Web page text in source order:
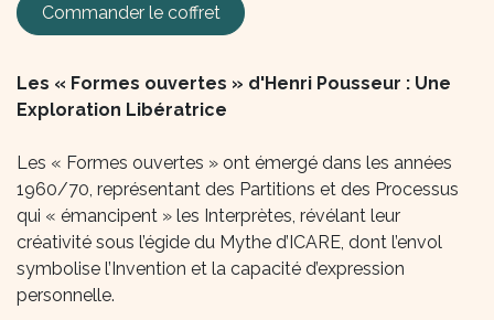
Commander le coffret
Les « Formes ouvertes » d'Henri Pousseur : Une
Exploration Libératrice
Les « Formes ouvertes » ont émergé dans les années
1960/70, représentant des Partitions et des Processus
qui « émancipent » les Interprètes, révélant leur
créativité sous l’égide du Mythe d’ICARE, dont l’envol
symbolise l’Invention et la capacité d’expression
personnelle.